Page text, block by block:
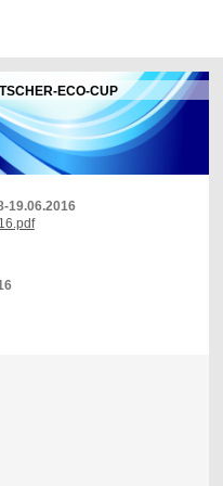
ECO-CUP
19.06.2016